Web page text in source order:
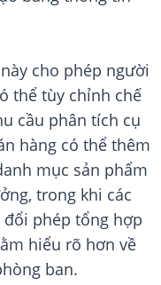
cho phép người
thể tùy chỉnh chế
cầu phân tích cụ
hàng có thể thêm
mục sản phẩm
trong khi các
phép tổng hợp
hiểu rõ hơn về
ban.